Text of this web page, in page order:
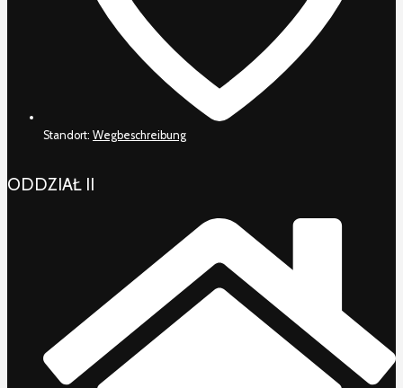
Standort: Wegbeschreibung
ODDZIAŁ II